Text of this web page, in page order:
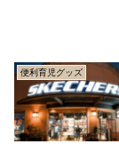
便利育児グッズ